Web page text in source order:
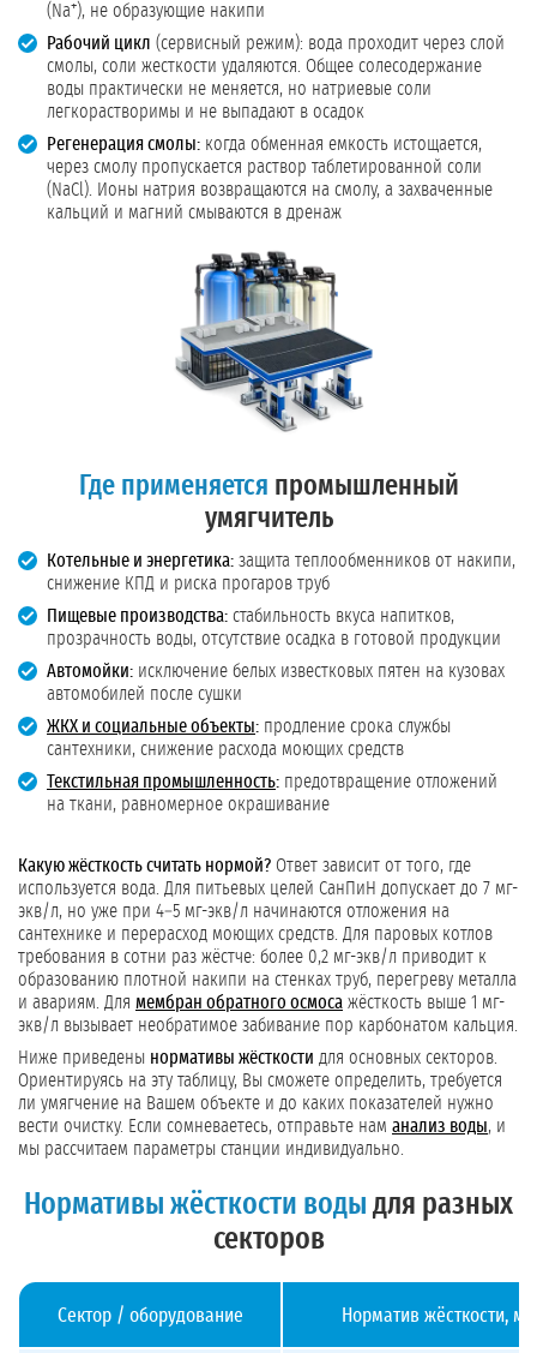
(Na⁺), не образующие накипи
Рабочий цикл (сервисный режим): вода проходит через слой
смолы, соли жесткости удаляются. Общее солесодержание
воды практически не меняется, но натриевые соли
легкорастворимы и не выпадают в осадок
Регенерация смолы: когда обменная емкость истощается,
через смолу пропускается раствор таблетированной соли
(NaCl). Ионы натрия возвращаются на смолу, а захваченные
кальций и магний смываются в дренаж
Где применяется промышленный
умягчитель
Котельные и энергетика: защита теплообменников от накипи,
снижение КПД и риска прогаров труб
Пищевые производства: стабильность вкуса напитков,
прозрачность воды, отсутствие осадка в готовой продукции
Автомойки: исключение белых известковых пятен на кузовах
автомобилей после сушки
ЖКХ и социальные объекты: продление срока службы
сантехники, снижение расхода моющих средств
Текстильная промышленность: предотвращение отложений
на ткани, равномерное окрашивание
Какую жёсткость считать нормой? Ответ зависит от того, где
используется вода. Для питьевых целей СанПиН допускает до 7 мг-
экв/л, но уже при 4–5 мг-экв/л начинаются отложения на
сантехнике и перерасход моющих средств. Для паровых котлов
требования в сотни раз жёстче: более 0,2 мг-экв/л приводит к
образованию плотной накипи на стенках труб, перегреву металла
и авариям. Для мембран обратного осмоса жёсткость выше 1 мг-
экв/л вызывает необратимое забивание пор карбонатом кальция.
Ниже приведены нормативы жёсткости для основных секторов.
Ориентируясь на эту таблицу, Вы сможете определить, требуется
ли умягчение на Вашем объекте и до каких показателей нужно
вести очистку. Если сомневаетесь, отправьте нам анализ воды, и
мы рассчитаем параметры станции индивидуально.
Нормативы жёсткости воды для разных
секторов
Сектор / оборудование Норматив жёсткости,